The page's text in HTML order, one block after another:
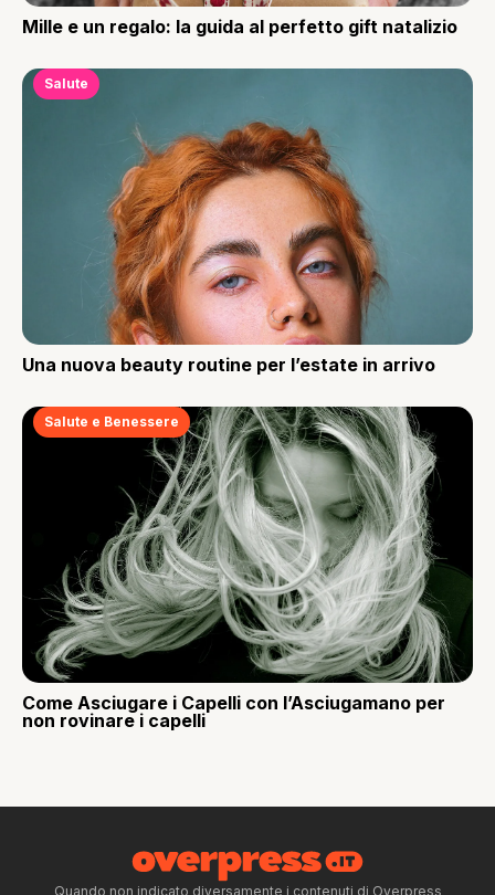
Mille e un regalo: la guida al perfetto gift natalizio
Salute
Una nuova beauty routine per l’estate in arrivo
Salute e Benessere
Come Asciugare i Capelli con l’Asciugamano per
non rovinare i capelli
Quando non indicato diversamente i contenuti di Overpress